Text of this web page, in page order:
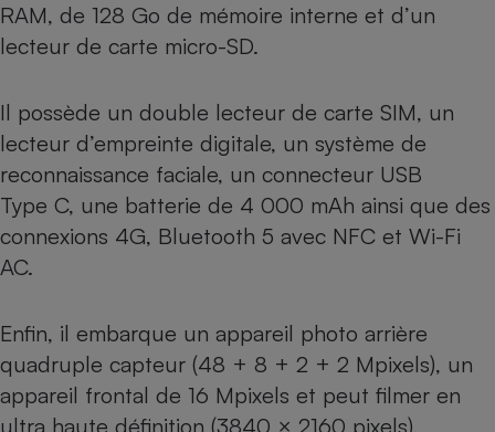
RAM, de 128 Go de mémoire interne et d’un
lecteur de carte micro-SD.
Il possède un double lecteur de carte SIM, un
lecteur d’empreinte digitale, un système de
reconnaissance faciale, un connecteur USB
Type C, une batterie de 4 000 mAh ainsi que des
connexions 4G, Bluetooth 5 avec NFC et Wi-Fi
AC.
Enfin, il embarque un appareil photo arrière
quadruple capteur (48 + 8 + 2 + 2 Mpixels), un
appareil frontal de 16 Mpixels et peut filmer en
ultra haute définition (3840 × 2160 pixels).
Robot ménager